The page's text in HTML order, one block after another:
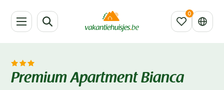
Premium Apartment Bianca